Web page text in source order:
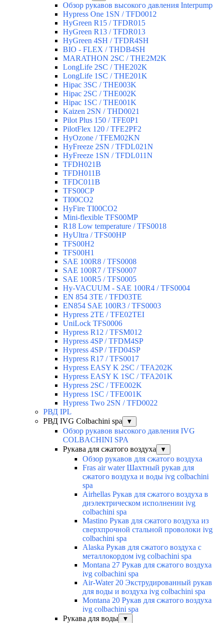
Обзор рукавов высокого давления Interpump
Hypress One 1SN / TFD0012
HyGreen R15 / TFDR015
HyGreen R13 / TFDR013
HyGreen 4SH / TFDR4SH
BIO - FLEX / THDB4SH
MARATHON 2SC / THE2M2K
LongLife 2SC / THE202K
LongLife 1SC / THE201K
Hipac 3SC / THE003K
Hipac 2SC / THE002K
Hipac 1SC / THE001K
Kaizen 2SN / THD0021
Pilot Plus 150 / TFE0P1
PilotFlex 120 / TFE2PF2
HyOzone / TFEM02KN
HyFreeze 2SN / TFDL021N
HyFreeze 1SN / TFDL011N
TFDH021B
TFDH011B
TFDC011B
TFS00CP
TI00CO2
HyFire TI00CO2
Mini-flexible TFS00MP
R18 Low temperature / TFS0018
HyUltra / TFS00HP
TFS00H2
TFS00H1
SAE 100R8 / TFS0008
SAE 100R7 / TFS0007
SAE 100R5 / TFS0005
Hy-VACUUM - SAE 100R4 / TFS0004
EN 854 3TE / TFD03TE
EN854 SAE 100R3 / TFS0003
Hypress 2TE / TFE02TEI
UniLock TFS0006
Hypress R12 / TFSM012
Hypress 4SP / TFDM4SP
Hypress 4SP / TFD04SP
Hypress R17 / TFS0017
Hypress EASY K 2SC / TFA202K
Hypress EASY K 1SC / TFA201K
Hypress 2SC / TFE002K
Hypress 1SC / TFE001K
Hypress Two 2SN / TFD0022
РВД IPL
РВД IVG Colbachini spa
▼
Обзор рукавов высокого давления IVG
COLBACHINI SPA
Рукава для сжатого воздуха
▼
Обзор рукавов для сжатого воздуха
Fras air water Шахтный рукав для
сжатого воздуха и воды ivg colbachini
spa
Airhellas Рукав для сжатого воздуха в
диэлектрическом исполнении ivg
colbachini spa
Mastino Рукав для сжатого воздуха из
сверхпрочной стальной проволоки ivg
colbachini spa
Alaska Рукав для сжатого воздуха с
металлокордом ivg colbachini spa
Montana 27 Рукав для сжатого воздуха
ivg colbachini spa
Air-Water 20 Экструдированный рукав
для воды и воздуха ivg colbachini spa
Montana 20 Рукав для сжатого воздуха
ivg colbachini spa
Рукава для воды
▼